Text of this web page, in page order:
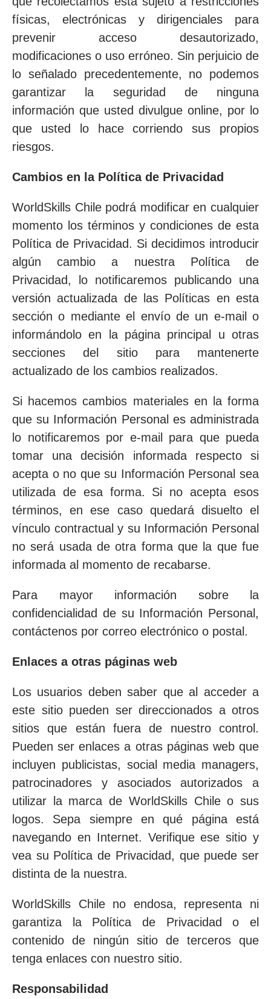
físicas, electrónicas y dirigenciales para
prevenir acceso desautorizado,
modificaciones o uso erróneo. Sin perjuicio de
lo señalado precedentemente, no podemos
garantizar la seguridad de ninguna
información que usted divulgue online, por lo
que usted lo hace corriendo sus propios
riesgos.
Cambios en la Política de Privacidad
WorldSkills Chile podrá modificar en cualquier
momento los términos y condiciones de esta
Política de Privacidad. Si decidimos introducir
algún cambio a nuestra Política de
Privacidad, lo notificaremos publicando una
versión actualizada de las Políticas en esta
sección o mediante el envío de un e-mail o
informándolo en la página principal u otras
secciones del sitio para mantenerte
actualizado de los cambios realizados.
Si hacemos cambios materiales en la forma
que su Información Personal es administrada
lo notificaremos por e-mail para que pueda
tomar una decisión informada respecto si
acepta o no que su Información Personal sea
utilizada de esa forma. Si no acepta esos
términos, en ese caso quedará disuelto el
vínculo contractual y su Información Personal
no será usada de otra forma que la que fue
informada al momento de recabarse.
Para mayor información sobre la
confidencialidad de su Información Personal,
contáctenos por correo electrónico o postal.
Enlaces a otras páginas web
Los usuarios deben saber que al acceder a
este sitio pueden ser direccionados a otros
sitios que están fuera de nuestro control.
Pueden ser enlaces a otras páginas web que
incluyen publicistas, social media managers,
patrocinadores y asociados autorizados a
utilizar la marca de WorldSkills Chile o sus
logos. Sepa siempre en qué página está
navegando en Internet. Verifique ese sitio y
vea su Política de Privacidad, que puede ser
distinta de la nuestra.
WorldSkills Chile no endosa, representa ni
garantiza la Política de Privacidad o el
contenido de ningún sitio de terceros que
tenga enlaces con nuestro sitio.
Responsabilidad